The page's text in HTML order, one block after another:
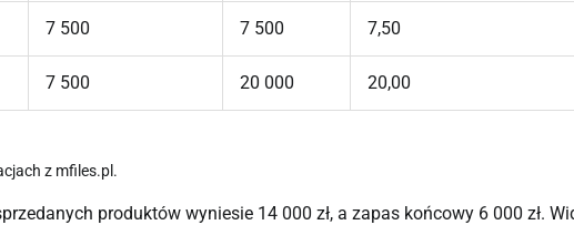
7 500 7 500 7,50
7 500 20 000 20,00
z mfiles.pl.
produktów wyniesie 14 000 zł, a zapas końcowy 6 000 zł.